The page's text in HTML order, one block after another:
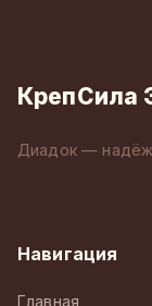
КрепСила
Диадок —
Навигация
Главная